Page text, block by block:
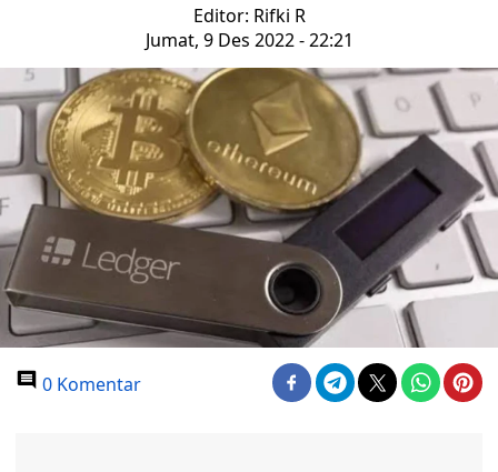
Editor: Rifki R
Jumat, 9 Des 2022 - 22:21
0 Komentar